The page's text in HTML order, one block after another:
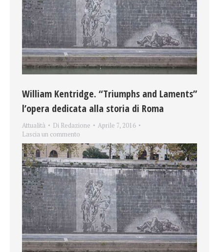
William Kentridge. “Triumphs and Laments”
l’opera dedicata alla storia di Roma
Attualità Di Redazione
Aprile 7, 2016
Lascia un commento